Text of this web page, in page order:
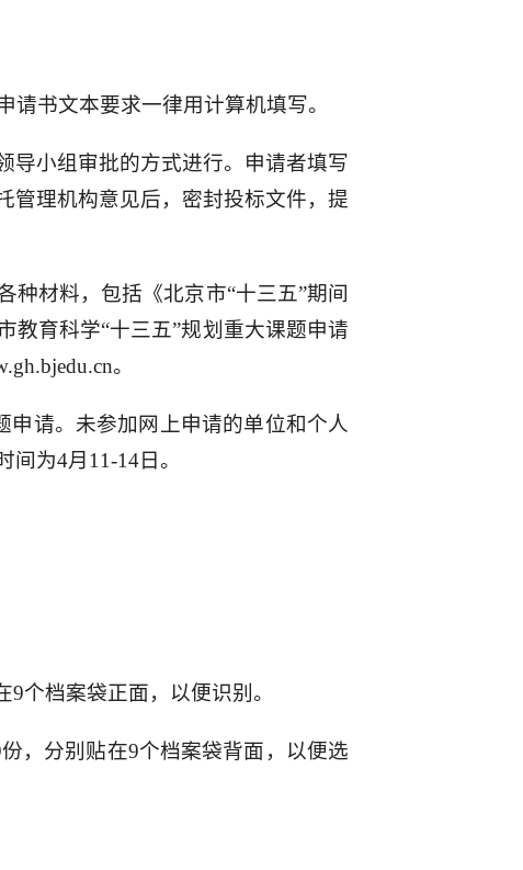
书文本要求一律用计算机填写。
导小组审批的方式进行。申请者填写
管理机构意见后，密封投标文件，提
种材料，包括《北京市“十三五”期间
教育科学“十三五”规划重大课题申请
。
申请。未参加网上申请的单位和个人
为4月11-14日。
个档案袋正面，以便识别。
，分别贴在9个档案袋背面，以便选